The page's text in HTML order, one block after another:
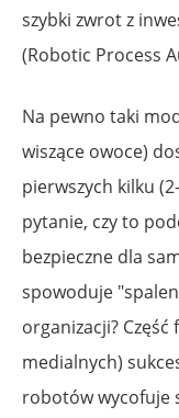
szybki zwrot z
(Robotic Process
Na pewno taki
wiszące owoce)
pierwszych kilku
pytanie, czy to
bezpieczne dla
spowoduje
organizacji?
medialnych)
robotów wycofuje